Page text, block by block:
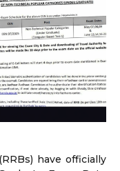
have officially